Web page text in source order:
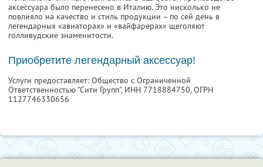
аксессуара было перенесено в Италию. Это нисколько не
повлияло на качество и стиль продукции – по сей день в
легендарных «авиаторах» и «вайфарерах» щеголяют
голливудские знаменитости.
Приобретите легендарный аксессуар!
Услуги предоставляет: Общество с Ограниченной
Ответственностью "Сити Групп", ИНН 7718884750, ОГРН
1127746330656